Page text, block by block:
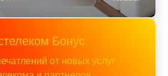
Бонус
от новых услуг